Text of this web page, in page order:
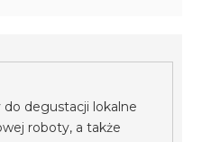
degustacji lokalne
roboty, a także